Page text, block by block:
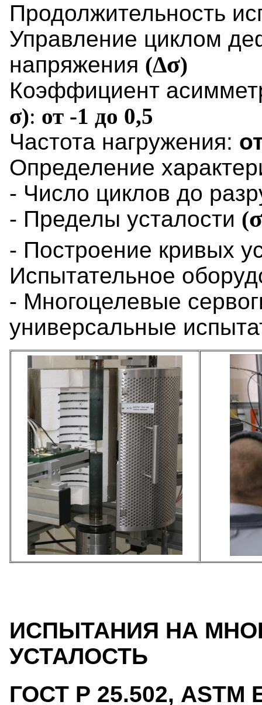
Продолжительность
Управление циклом
напряжения (Δσ)
Коэффициент
σ): от -1 до 0,5
Частота нагружения:
Определение
- Число циклов до
- Пределы усталости (σ
- Построение кривых
Испытательное
- Многоцелевые
универсальные
ИСПЫТАНИЯ НА
УСТАЛОСТЬ
ГОСТ Р 25.502, ASTM